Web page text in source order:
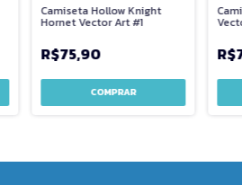
Camiseta Hollow Knight
Hornet Vector Art #1
R$75,90
COMPRAR